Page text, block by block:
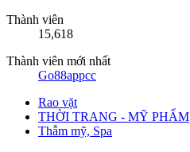
Thành viên
15,618
Thành viên mới nhất
Go88appcc
Rao vặt
THỜI TRANG - MỸ PHẨM
Thẫm mỹ, Spa